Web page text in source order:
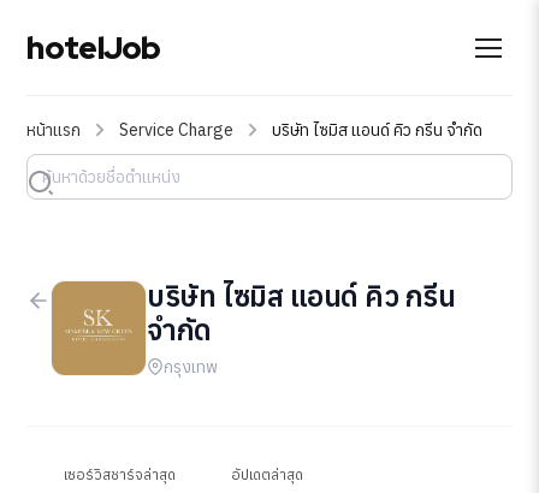
hotelJob
หน้าแรก Service Charge บริษัท ไซมิส แอนด์ คิว กรีน จำกัด
บริษัท ไซมิส แอนด์ คิว กรีน
จำกัด
กรุงเทพ
เซอร์วิสชาร์จล่าสุด อัปเดตล่าสุด